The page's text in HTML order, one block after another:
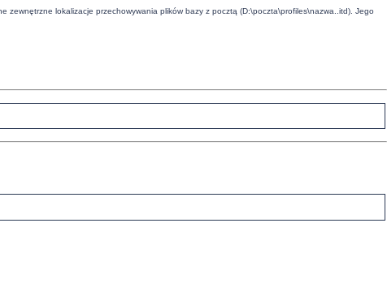
zewnętrzne lokalizacje przechowywania plików bazy z pocztą (D:\poczta\profiles\nazwa..itd). Jego